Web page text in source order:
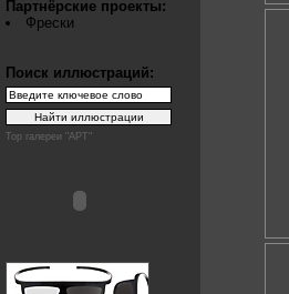
Партнёрские проекты:
Фрески
Поиск иллюстраций:
Top галереи "АРТ"